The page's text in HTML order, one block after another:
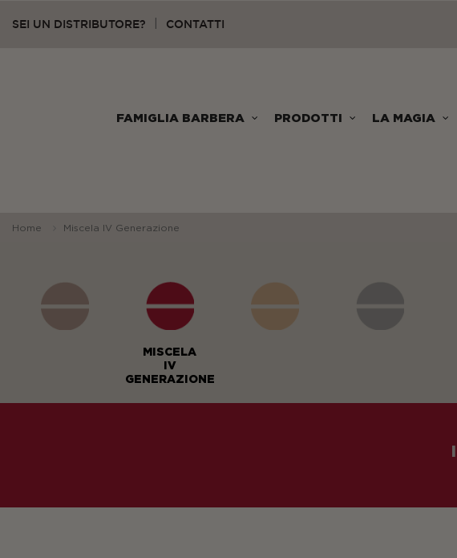
SEI UN DISTRIBUTORE? CONTATTI
FAMIGLIA BARBERA PRODOTTI LA MAGIA
Home Miscela IV Generazione
MISCELA
IV
GENERAZIONE